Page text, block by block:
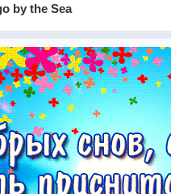
by the Sea